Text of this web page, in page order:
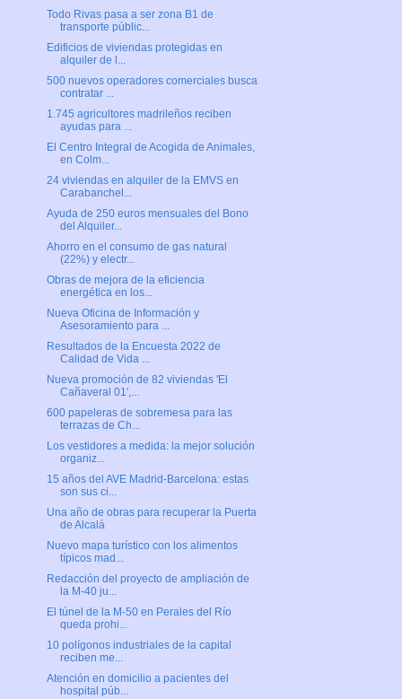
Todo Rivas pasa a ser zona B1 de
transporte públic...
Edificios de viviendas protegidas en
alquiler de l...
500 nuevos operadores comerciales busca
contratar ...
1.745 agricultores madrileños reciben
ayudas para ...
El Centro Integral de Acogida de Animales,
en Colm...
24 viviendas en alquiler de la EMVS en
Carabanchel...
Ayuda de 250 euros mensuales del Bono
del Alquiler...
Ahorro en el consumo de gas natural
(22%) y electr...
Obras de mejora de la eficiencia
energética en los...
Nueva Oficina de Información y
Asesoramiento para ...
Resultados de la Encuesta 2022 de
Calidad de Vida ...
Nueva promoción de 82 viviendas 'El
Cañaveral 01',...
600 papeleras de sobremesa para las
terrazas de Ch...
Los vestidores a medida: la mejor solución
organiz...
15 años del AVE Madrid-Barcelona: estas
son sus ci...
Una año de obras para recuperar la Puerta
de Alcalá
Nuevo mapa turístico con los alimentos
típicos mad...
Redacción del proyecto de ampliación de
la M-40 ju...
El túnel de la M-50 en Perales del Río
queda prohi...
10 polígonos industriales de la capital
reciben me...
Atención en domicilio a pacientes del
hospital púb...